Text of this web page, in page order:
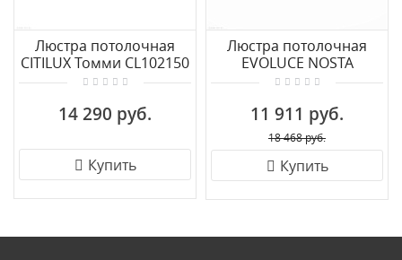
Люстра потолочная
CITILUX Томми CL102150
14 290 руб.
Купить
Люстра потолочная
EVOLUCE NOSTA
SLE155602-05
11 911 руб.
18 468 руб.
Купить